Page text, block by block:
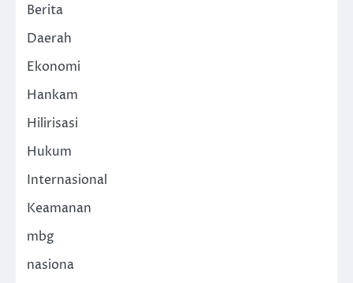
Berita
Daerah
Ekonomi
Hankam
Hilirisasi
Hukum
Internasional
Keamanan
mbg
nasiona